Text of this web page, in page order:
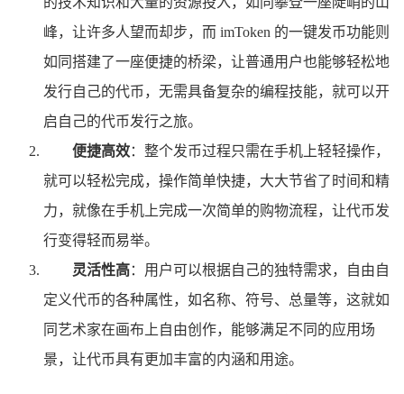
峰，让许多人望而却步，而 imToken 的一键发币功能则
如同搭建了一座便捷的桥梁，让普通用户也能够轻松地
发行自己的代币，无需具备复杂的编程技能，就可以开
启自己的代币发行之旅。
便捷高效：整个发币过程只需在手机上轻轻操作，
就可以轻松完成，操作简单快捷，大大节省了时间和精
力，就像在手机上完成一次简单的购物流程，让代币发
行变得轻而易举。
灵活性高：用户可以根据自己的独特需求，自由自
定义代币的各种属性，如名称、符号、总量等，这就如
同艺术家在画布上自由创作，能够满足不同的应用场
景，让代币具有更加丰富的内涵和用途。